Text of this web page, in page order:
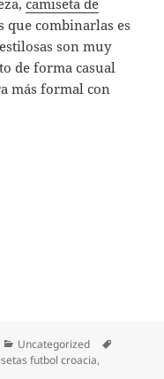
camiseta de
que combinarlas es
son muy
de forma casual
más formal con
Categorías
Uncategorized
futbol croacia,